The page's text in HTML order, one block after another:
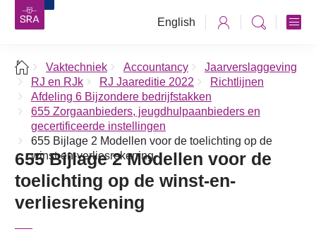
English
Vaktechniek Accountancy
Jaarverslaggeving
RJ en RJk
RJ Jaareditie 2022
Richtlijnen
Afdeling 6 Bijzondere bedrijfstakken
655 Zorgaanbieders, jeugdhulpaanbieders en
gecertificeerde instellingen
655 Bijlage 2 Modellen voor de toelichting op de
winst-en-verliesrekening
655 Bijlage 2 Modellen voor de
toelichting op de winst-en-
verliesrekening